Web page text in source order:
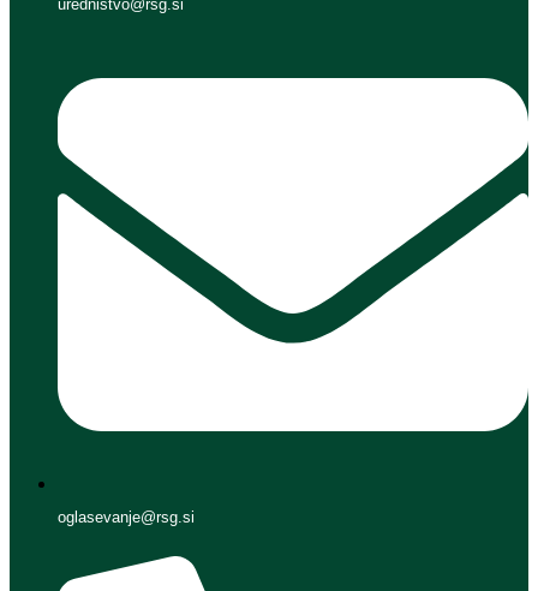
urednistvo@rsg.si
oglasevanje@rsg.si